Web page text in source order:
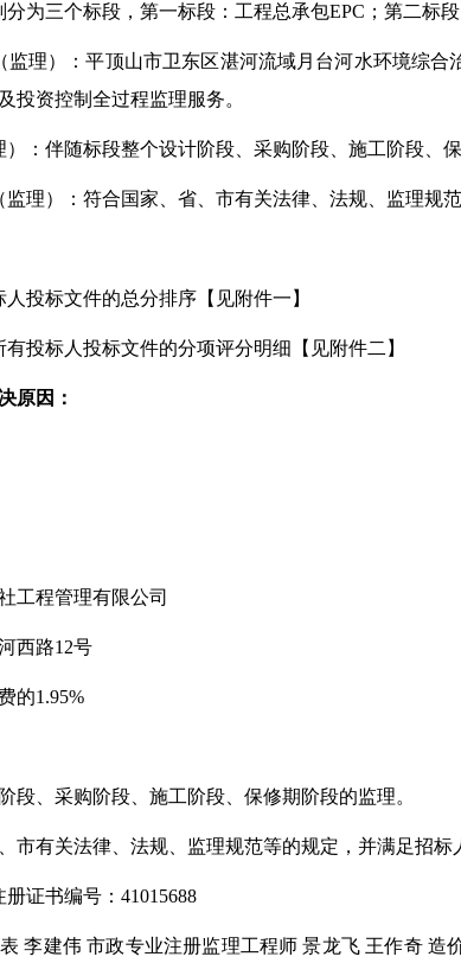
为三个标段，第一标段：工程总承包EPC；第二标
监理）：平顶山市卫东区湛河流域月台河水环境综
投资控制全过程监理服务。
：伴随标段整个设计阶段、采购阶段、施工阶段、保
理）：符合国家、省、市有关法律、法规、监理规
投标文件的总分排序【见附件一】
投标人投标文件的分项评分明细【见附件二】
原因：
工程管理有限公司
西路12号
的1.95%
段、采购阶段、施工阶段、保修期阶段的监理。
市有关法律、法规、监理规范等的规定，并满足招标
册证书编号：41015688
李建伟 市政专业注册监理工程师 景龙飞 王作奇 造